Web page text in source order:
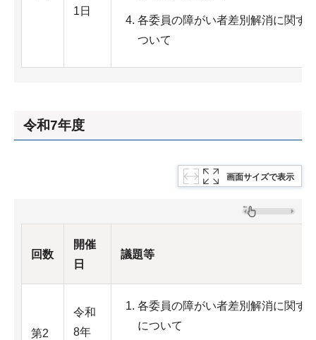
1日
各委員の障がい者差別解消に関す
ついて
令和7年度
画面サイズで表示
回数
開催
日
議題等
第2
令和
8年
各委員の障がい者差別解消に関す
について